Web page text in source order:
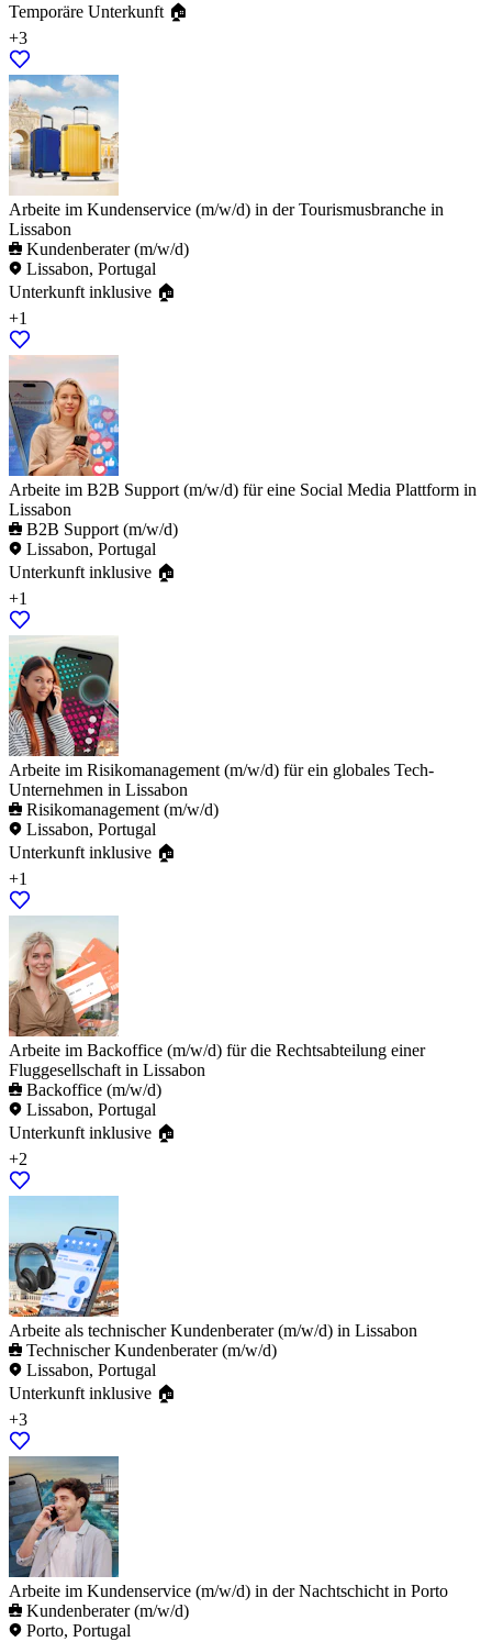
Temporäre Unterkunft 🏠
+3
Arbeite im Kundenservice (m/w/d) in der Tourismusbranche in
Lissabon
Kundenberater (m/w/d)
Lissabon, Portugal
Unterkunft inklusive 🏠
+1
Arbeite im B2B Support (m/w/d) für eine Social Media Plattform in
Lissabon
B2B Support (m/w/d)
Lissabon, Portugal
Unterkunft inklusive 🏠
+1
Arbeite im Risikomanagement (m/w/d) für ein globales Tech-
Unternehmen in Lissabon
Risikomanagement (m/w/d)
Lissabon, Portugal
Unterkunft inklusive 🏠
+1
Arbeite im Backoffice (m/w/d) für die Rechtsabteilung einer
Fluggesellschaft in Lissabon
Backoffice (m/w/d)
Lissabon, Portugal
Unterkunft inklusive 🏠
+2
Arbeite als technischer Kundenberater (m/w/d) in Lissabon
Technischer Kundenberater (m/w/d)
Lissabon, Portugal
Unterkunft inklusive 🏠
+3
Arbeite im Kundenservice (m/w/d) in der Nachtschicht in Porto
Kundenberater (m/w/d)
Porto, Portugal